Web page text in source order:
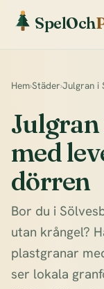
SpelOch
Hem›Städer›Julgran i
Julgran
med
dörren
Bor du i
utan krångel?
plastgranar
ser lokala